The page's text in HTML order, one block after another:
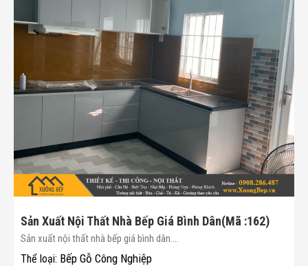
Sản Xuất Nội Thất Nhà Bếp Giá Bình Dân(Mã :162)
Sản xuất nội thất nhà bếp giá bình dân....
Thể loại: Bếp Gỗ Công Nghiệp